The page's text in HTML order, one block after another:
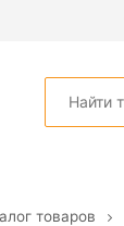
товаров